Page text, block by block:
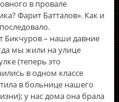
в провале
Фарит Батталов». Как и
Бикчуров – наши давние
мы жили на улице
(теперь это
в одном классе
в больнице нашего
у нас дома она брала